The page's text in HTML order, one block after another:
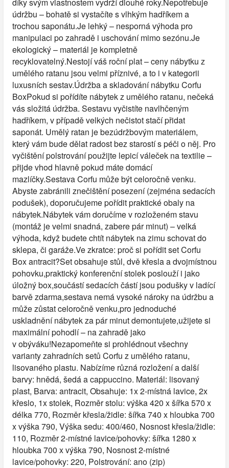
údržbu – bohatě si vystačíte s vlhkým hadříkem a
trochou saponátu.Je lehký – nesporná výhoda pro
manipulaci po zahradě i uschování mimo sezónu.Je
ekologický – materiál je kompletně
recyklovatelný.Nestojí váš roční plat – ceny nábytku z
umělého ratanu jsou velmi příznivé, a to i v kategorii
luxusních sestav.Údržba a skladování nábytku Corfu
BoxPokud si pořídíte nábytek z umělého ratanu, nečeká
vás složitá údržba. Sestavu vyčistíte navlhčeným
hadříkem, v případě velkých nečistot stačí přidat
saponát. Umělý ratan je bezúdržbovým materiálem,
který vám bude dělat radost bez starostí s péči o něj. Pro
vyčištění polstrování použijte lepicí váleček na textilie –
přijde vhod hlavně pokud máte domácí
mazlíčky.Sestava Corfu může být celoročně venku.
Abyste zabránili znečištění posezení (zejména sedacích
podušek), doporučujeme pořídit praktické obaly na
nábytek.Nábytek vám doručíme v rozloženém stavu
(montáž je velmi snadná, zabere pár minut) – velká
výhoda, když budete chtít nábytek na zimu schovat do
sklepa, či garáže.Ve zkratce: proč si pořídit set Corfu
Box antracit?Set obsahuje stůl, dvě křesla a dvojmístnou
pohovku,praktický konferenční stolek poslouží i jako
úložný box,součástí sedacích částí jsou podušky v ladící
barvě zdarma,sestava nemá vysoké nároky na údržbu a
může zůstat celoročně venku,pro jednoduché
uskladnění nábytek za pár minut demontujete,užijete si
maximální pohodlí – na zahradě jako
v obýváku!Nezapomeňte si prohlédnout všechny
varianty zahradních setů Corfu z umělého ratanu,
lisovaného plastu. Nabízíme různá rozložení a další
barvy: hnědá, šedá a cappuccino. Materiál: lisovaný
plast, Barva: antracit, Obsahuje: 1x 2-místná lavice, 2x
křeslo, 1x stolek, Rozměr stolu: výška 420 x šířka 570 x
délka 770, Rozměr křesla/židle: šířka 740 x hloubka 700
x výška 790, Výška sedu: 400/460, Nosnost křesla/židle:
110, Rozměr 2-místné lavice/pohovky: šířka 1280 x
hloubka 700 x výška 790, Nosnost 2-místné
lavice/pohovky: 220, Polstrování: ano (zip)